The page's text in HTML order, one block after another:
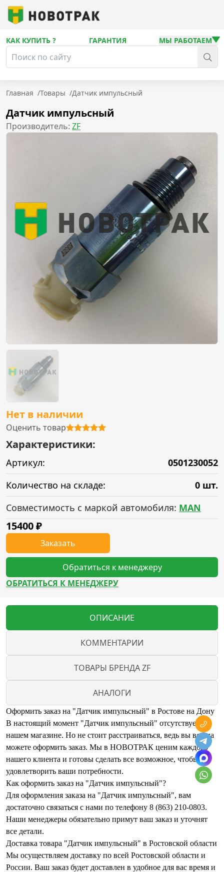
КАК КУПИТЬ ? ГАРАНТИЯ МЫ РАБОТАЕМ
Главная /Товары /Датчик импульсный
Датчик импульсный
Производитель: ZF
Нет в наличии
Оценить товар
Характеристики:
Артикул:
0501230052
Количество на складе:
0 шт.
Совместимость с маркой автомобиля: MAN
15400₽
Заказать
Обратиться к менеджеру
ОБРАТИТЬСЯ К МЕНЕДЖЕРУ
ОПИСАНИЕ
КОММЕНТАРИИ
ТОВАРЫ БРЕНДА ZF
АНАЛОГИ
Оформить заказ на "Датчик импульсный" в Ростове на Дону
В настоящий момент "Датчик импульсный" отсутствует в
нашем магазине. Но не стоит расстраиваться, ведь вы всегда
можете оформить заказ. Мы в НОВОТРАК ценим каждого
нашего клиента и готовы сделать все возможное, чтобы
удовлетворить ваши потребности.
Как оформить заказ на "Датчик импульсный"?
Для оформления заказа на "Датчик импульсный", вам
достаточно связаться с нами по телефону 8 (863) 210-0803.
Наши менеджеры обязательно примут ваш заказ и уточнят
все детали.
Доставка товара "Датчик импульсный" в Ростовской области
Мы осуществляем доставку по всей Ростовской области и
России. Ваш заказ будет доставлен в удобное для вас время и